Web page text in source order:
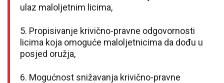
ulaz maloljetnim licima,
5. Propisivanje krivično-pravne odgovornosti
licima koja omoguće maloljetnicima da dođu u
posjed oružja,
6. Mogućnost snižavanja krivično-pravne